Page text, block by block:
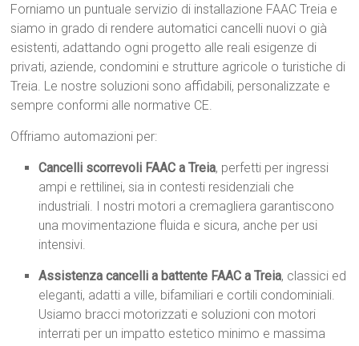
Forniamo un puntuale servizio di installazione FAAC Treia e
siamo in grado di rendere automatici cancelli nuovi o già
esistenti, adattando ogni progetto alle reali esigenze di
privati, aziende, condomini e strutture agricole o turistiche di
Treia. Le nostre soluzioni sono affidabili, personalizzate e
sempre conformi alle normative CE.
Offriamo automazioni per:
Cancelli scorrevoli FAAC a Treia, perfetti per ingressi
ampi e rettilinei, sia in contesti residenziali che
industriali. I nostri motori a cremagliera garantiscono
una movimentazione fluida e sicura, anche per usi
intensivi.
Assistenza cancelli a battente FAAC a Treia, classici ed
eleganti, adatti a ville, bifamiliari e cortili condominiali.
Usiamo bracci motorizzati e soluzioni con motori
interrati per un impatto estetico minimo e massima